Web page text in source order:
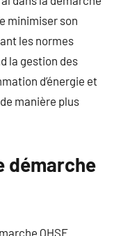
minimiser son
les normes
la gestion des
d’énergie et
manière plus
démarche
QHSE